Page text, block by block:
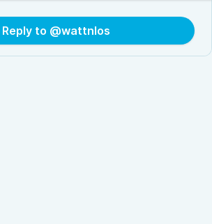
Reply to @wattnlos